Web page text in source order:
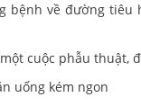
bệnh về đường
cuộc phẫu thuật,
uống kém ngon